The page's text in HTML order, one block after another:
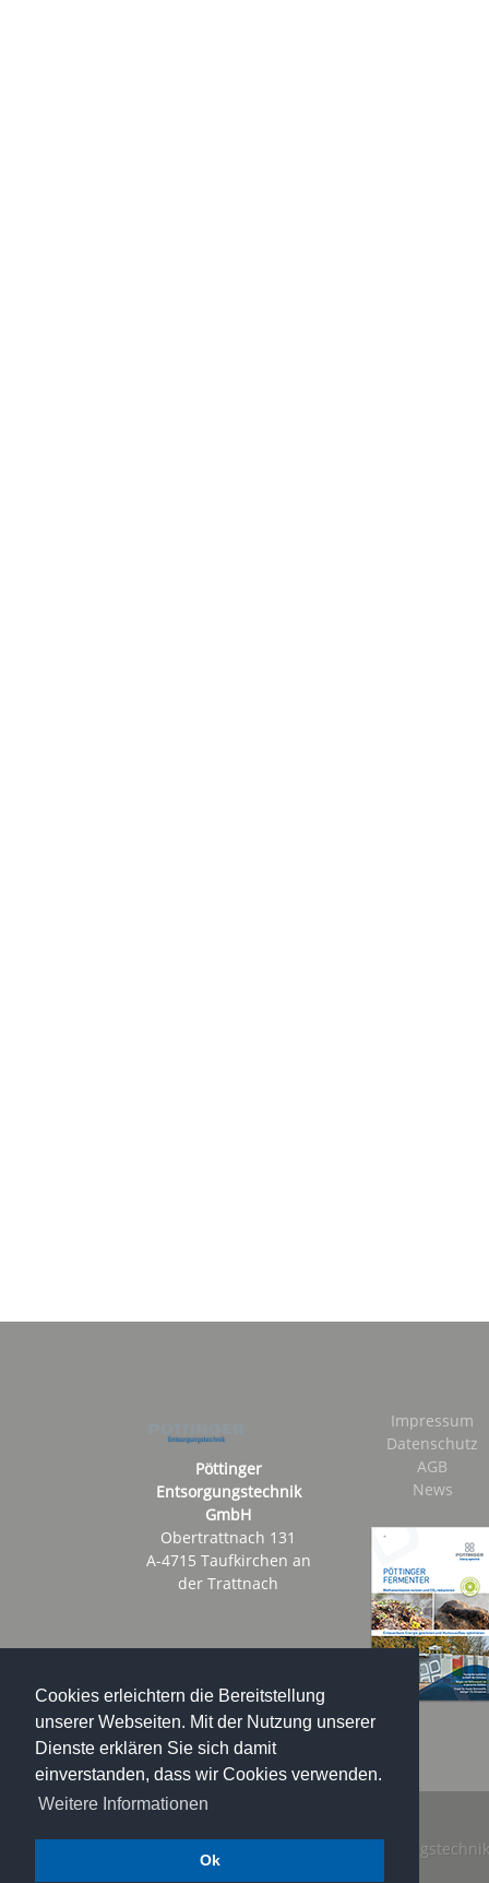
Cookies erleichtern die Bereitstellung
unserer Webseiten. Mit der Nutzung unserer
Dienste erklären Sie sich damit
einverstanden, dass wir Cookies verwenden.
Weitere Informationen
Ok
Pöttinger
Entsorgungstechnik
GmbH
Obertrattnach 131
A-4715 Taufkirchen an
der Trattnach
Impressum
Datenschutz
AGB
News
Copyright © 2024 Pöttinger Entsorgungstechnik